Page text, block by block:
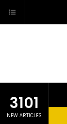
content
3101
NEW ARTICLES
ตรกำจัดเพลี้ย มด